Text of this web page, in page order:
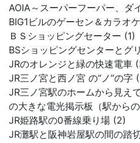
AOIA～スーパーフーパー、ダ
BIG1ビルのゲーセン＆カラオ
ＢＳショッピングセーター (1)
BSショッピングセンターとグ
JRのオレンジと緑の快速電車
JR三ノ宮と西ノ宮 の“ノ”の字
JR三ノ宮駅のホームから見え
の大きな電光掲示板（駅から
JR姫路駅の0番線乗り場 (2)
JR灘駅と阪神岩屋駅の間の踏